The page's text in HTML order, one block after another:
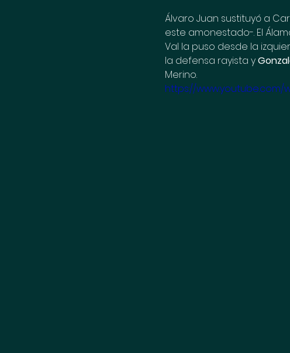
Álvaro Juan sustituyó a
este amonestado-. El
Val la puso desde la
la defensa rayista y
Merino.
https://www.youtube.com/